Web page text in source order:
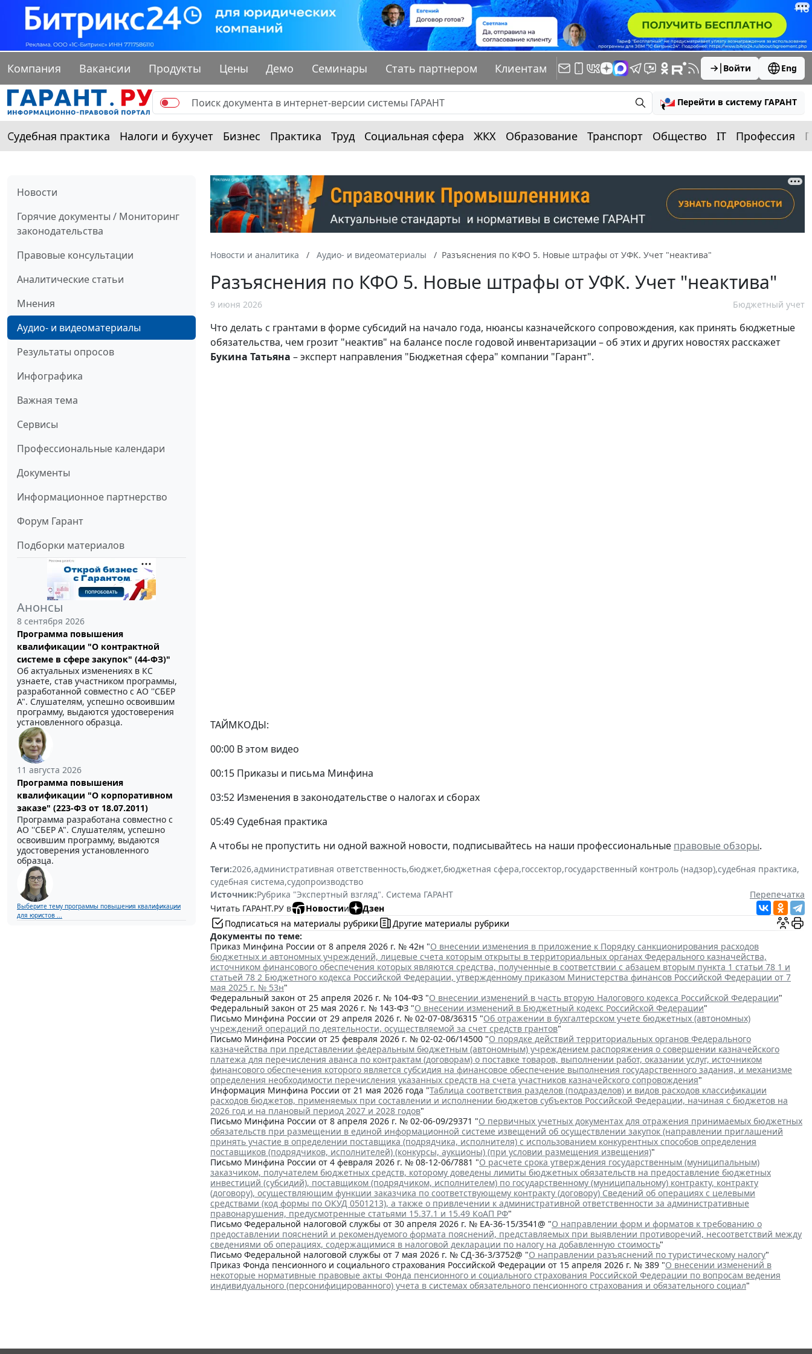
Компания Вакансии Продукты Цены Демо Семинары Стать партнером Клиентам Войти Eng
Перейти в систему ГАРАНТ
Судебная практика Налоги и бухучет Бизнес Практика Труд Социальная сфера ЖКХ Образование Транспорт Общество IT Профессия
Новости
Горячие документы / Мониторинг
законодательства
Правовые консультации
Аналитические статьи
Мнения
Аудио- и видеоматериалы
Результаты опросов
Инфографика
Важная тема
Сервисы
Профессиональные календари
Документы
Информационное партнерство
Форум Гарант
Подборки материалов
Анонсы
8 сентября 2026
Программа повышения
квалификации "О контрактной
системе в сфере закупок" (44-ФЗ)"
Об актуальных изменениях в КС
узнаете, став участником программы,
разработанной совместно с АО ''СБЕР
А". Слушателям, успешно освоившим
программу, выдаются удостоверения
установленного образца.
11 августа 2026
Программа повышения
квалификации "О корпоративном
заказе" (223-ФЗ от 18.07.2011)
Программа разработана совместно с
АО ''СБЕР А". Слушателям, успешно
освоившим программу, выдаются
удостоверения установленного
образца.
Выберите тему программы повышения квалификации
для юристов ...
Новости и аналитика Аудио- и видеоматериалы Разъяснения по КФО 5. Новые штрафы от УФК. Учет "неактива"
Разъяснения по КФО 5. Новые штрафы от УФК. Учет "неактива"
9 июня 2026 Бюджетный учет
Что делать с грантами в форме субсидий на начало года, нюансы казначейского сопровождения, как принять бюджетные
обязательства, чем грозит "неактив" на балансе после годовой инвентаризации – об этих и других новостях расскажет
Букина Татьяна – эксперт направления "Бюджетная сфера" компании "Гарант".
ТАЙМКОДЫ:
00:00 В этом видео
00:15 Приказы и письма Минфина
03:52 Изменения в законодательстве о налогах и сборах
05:49 Судебная практика
А чтобы не пропустить ни одной важной новости, подписывайтесь на наши профессиональные правовые обзоры.
Теги:2026,административная ответственность,бюджет,бюджетная сфера,госсектор,государственный контроль (надзор),судебная практика,
судебная система,судопроизводство
Источник:Рубрика "Экспертный взгляд". Система ГАРАНТ
Перепечатка
Читать ГАРАНТ.РУ в
Новостии
Дзен
Подписаться на материалы рубрики
Другие материалы рубрики
Документы по теме:
Приказ Минфина России от 8 апреля 2026 г. № 42н "О внесении изменения в приложение к Порядку санкционирования расходов
бюджетных и автономных учреждений, лицевые счета которым открыты в территориальных органах Федерального казначейства,
источником финансового обеспечения которых являются средства, полученные в соответствии с абзацем вторым пункта 1 статьи 78 1 и
статьей 78 2 Бюджетного кодекса Российской Федерации, утвержденному приказом Министерства финансов Российской Федерации от 7
мая 2025 г. № 53н"
Федеральный закон от 25 апреля 2026 г. № 104-ФЗ "О внесении изменений в часть вторую Налогового кодекса Российской Федерации"
Федеральный закон от 25 мая 2026 г. № 143-ФЗ "О внесении изменений в Бюджетный кодекс Российской Федерации"
Письмо Минфина России от 29 апреля 2026 г. № 02-07-08/36315 "Об отражении в бухгалтерском учете бюджетных (автономных)
учреждений операций по деятельности, осуществляемой за счет средств грантов"
Письмо Минфина России от 25 февраля 2026 г. № 02-02-06/14500 "О порядке действий территориальных органов Федерального
казначейства при представлении федеральным бюджетным (автономным) учреждением распоряжения о совершении казначейского
платежа для перечисления аванса по контрактам (договорам) о поставке товаров, выполнении работ, оказании услуг, источником
финансового обеспечения которого является субсидия на финансовое обеспечение выполнения государственного задания, и механизме
определения необходимости перечисления указанных средств на счета участников казначейского сопровождения"
Информация Минфина России от 21 мая 2026 года "Таблица соответствия разделов (подразделов) и видов расходов классификации
расходов бюджетов, применяемых при составлении и исполнении бюджетов субъектов Российской Федерации, начиная с бюджетов на
2026 год и на плановый период 2027 и 2028 годов"
Письмо Минфина России от 8 апреля 2026 г. № 02-06-09/29371 "О первичных учетных документах для отражения принимаемых бюджетных
обязательств при размещении в единой информационной системе извещений об осуществлении закупок (направлении приглашений
принять участие в определении поставщика (подрядчика, исполнителя) с использованием конкурентных способов определения
поставщиков (подрядчиков, исполнителей) (конкурсы, аукционы) (при условии размещения извещения)"
Письмо Минфина России от 4 февраля 2026 г. № 08-12-06/7881 "О расчете срока утверждения государственным (муниципальным)
заказчиком, получателем бюджетных средств, которому доведены лимиты бюджетных обязательств на предоставление бюджетных
инвестиций (субсидий), поставщиком (подрядчиком, исполнителем) по государственному (муниципальному) контракту, контракту
(договору), осуществляющим функции заказчика по соответствующему контракту (договору) Сведений об операциях с целевыми
средствами (код формы по ОКУД 0501213), а также о привлечении к административной ответственности за административные
правонарушения, предусмотренные статьями 15.37.1 и 15.49 КоАП РФ"
Письмо Федеральной налоговой службы от 30 апреля 2026 г. № ЕА-36-15/3541@ "О направлении форм и форматов к требованию о
предоставлении пояснений и рекомендуемого формата пояснений, представляемых при выявлении противоречий, несоответствий между
сведениями об операциях, содержащимися в налоговой декларации по налогу на добавленную стоимость"
Письмо Федеральной налоговой службы от 7 мая 2026 г. № СД-36-3/3752@ "О направлении разъяснений по туристическому налогу"
Приказ Фонда пенсионного и социального страхования Российской Федерации от 15 апреля 2026 г. № 389 "О внесении изменений в
некоторые нормативные правовые акты Фонда пенсионного и социального страхования Российской Федерации по вопросам ведения
индивидуального (персонифицированного) учета в системах обязательного пенсионного страхования и обязательного социал"